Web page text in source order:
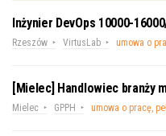
Inżynier DevOps 10000-
Rzeszów VirtusLab umowa o
[Mielec] Handlowiec branży
Mielec GPPH umowa o pracę,